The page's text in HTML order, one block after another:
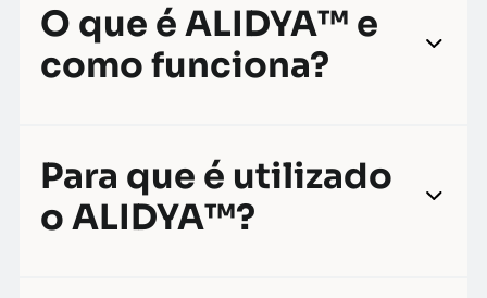
O que é ALIDYA™ e
como funciona?
Para que é utilizado
o ALIDYA™?